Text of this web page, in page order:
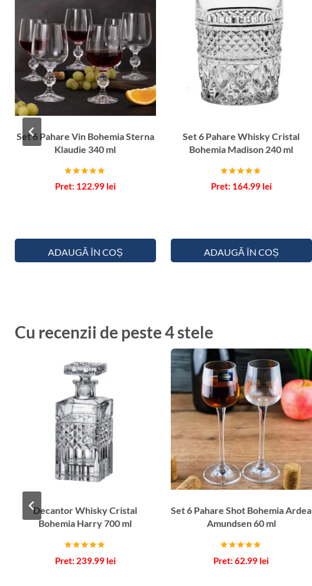
Set 6 Pahare Vin Bohemia Sterna
Klaudie 340 ml
Evaluat la
5.00
122.99 lei
ADAUGĂ ÎN COȘ
Set 6 Pahare Whisky Cristal
Bohemia Madison 240 ml
Evaluat la
4.67
164.99 lei
ADAUGĂ ÎN COȘ
Cu recenzii de peste 4 stele
Decantor Whisky Cristal
Bohemia Harry 700 ml
Evaluat la
5.00
239.99 lei
Set 6 Pahare Shot Bohemia Ardea
Amundsen 60 ml
Evaluat la
5.00
62.99 lei